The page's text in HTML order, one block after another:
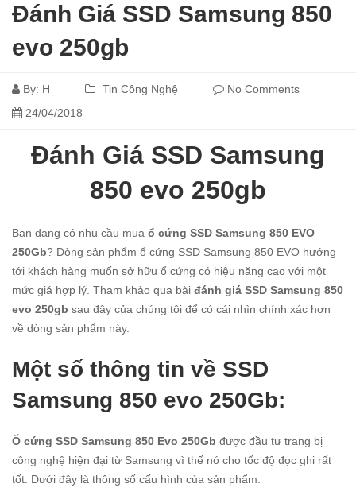
Đánh Giá SSD Samsung 850
evo 250gb
By: H Tin Công Nghệ
No Comments
24/04/2018
Đánh Giá SSD Samsung
850 evo 250gb
Bạn đang có nhu cầu mua ổ cứng SSD Samsung 850 EVO
250Gb? Dòng sản phẩm ổ cứng SSD Samsung 850 EVO hướng
tới khách hàng muốn sở hữu ổ cứng có hiệu năng cao với một
mức giá hợp lý. Tham khảo qua bài đánh giá SSD Samsung 850
evo 250gb sau đây của chúng tôi để có cái nhìn chính xác hơn
về dòng sản phẩm này.
Một số thông tin về SSD
Samsung 850 evo 250Gb:
Ổ cứng SSD Samsung 850 Evo 250Gb được đầu tư trang bị
công nghệ hiện đại từ Samsung vì thế nó cho tốc độ đọc ghi rất
tốt. Dưới đây là thông số cấu hình của sản phẩm: